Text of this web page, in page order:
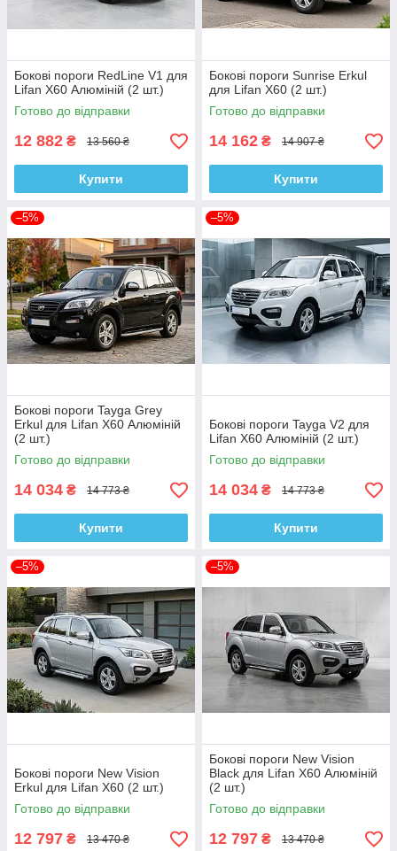
Бокові пороги RedLine V1 для
Lifan X60 Алюміній (2 шт.)
Готово до відправки
12 882 ₴ 13 560 ₴
Купити
Бокові пороги Sunrise Erkul
для Lifan X60 (2 шт.)
Готово до відправки
14 162 ₴ 14 907 ₴
Купити
–5%
Бокові пороги Tayga Grey
Erkul для Lifan X60 Алюміній
(2 шт.)
Готово до відправки
14 034 ₴ 14 773 ₴
Купити
–5%
Бокові пороги Tayga V2 для
Lifan X60 Алюміній (2 шт.)
Готово до відправки
14 034 ₴ 14 773 ₴
Купити
–5%
Бокові пороги New Vision
Erkul для Lifan X60 (2 шт.)
Готово до відправки
12 797 ₴ 13 470 ₴
–5%
Бокові пороги New Vision
Black для Lifan X60 Алюміній
(2 шт.)
Готово до відправки
12 797 ₴ 13 470 ₴